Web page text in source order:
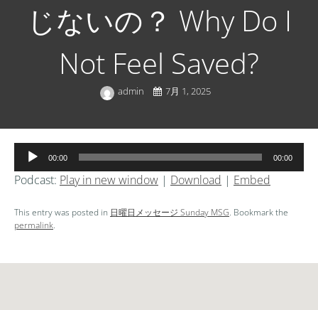
じないの？ Why Do I
Not Feel Saved?
admin 7月 1, 2025
声
プ
ー
00:00 00:00
Podcast: Play in new window | Download | Embed
This entry was posted in 日曜日メッセージ Sunday MSG. Bookmark the
permalink.